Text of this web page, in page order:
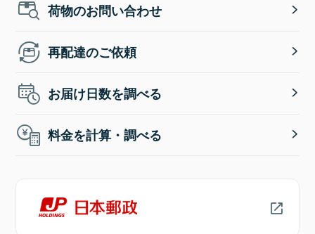
荷物のお問い合わせ
再配達のご依頼
お届け日数を調べる
料金を計算・調べる